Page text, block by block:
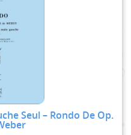
Seul – Rondo De Op.